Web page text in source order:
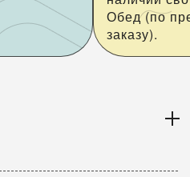
Обед (по
заказу).